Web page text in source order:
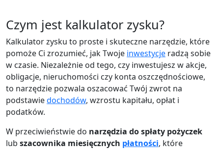
Czym jest kalkulator zysku?
Kalkulator zysku to proste i skuteczne narzędzie, które
pomoże Ci zrozumieć, jak Twoje inwestycje radzą sobie
w czasie. Niezależnie od tego, czy inwestujesz w akcje,
obligacje, nieruchomości czy konta oszczędnościowe,
to narzędzie pozwala oszacować Twój zwrot na
podstawiedochodów, wzrostu kapitału, opłat i
podatków.
W przeciwieństwie do narzędzia do spłaty pożyczek
lub szacownika miesięcznych płatności, które